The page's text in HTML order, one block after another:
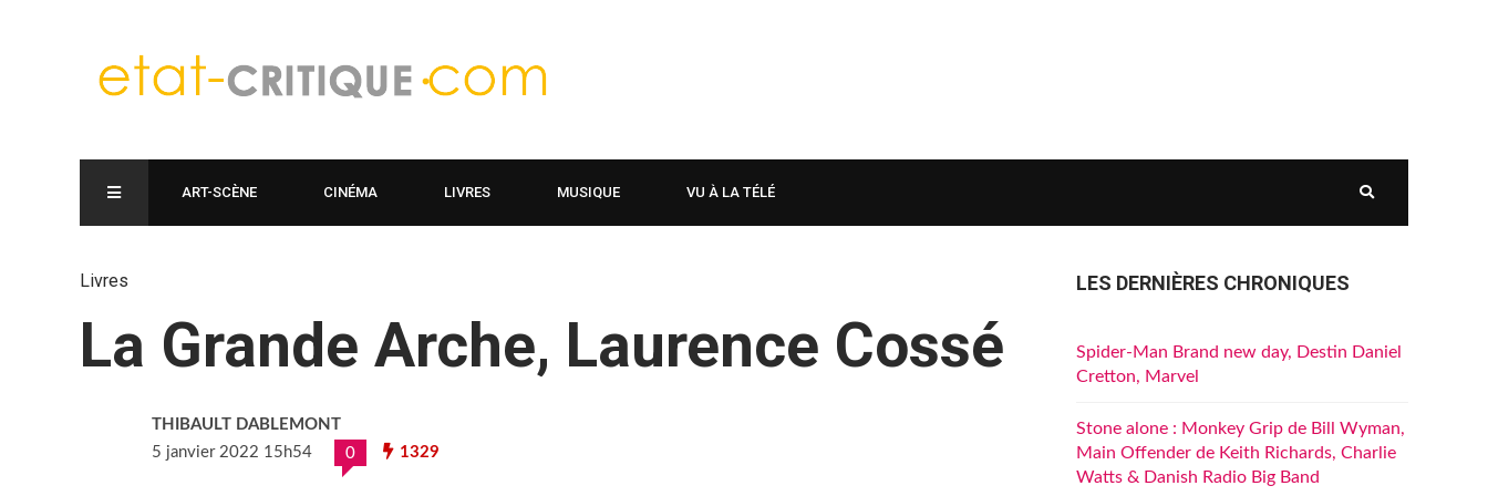
ART-SCÈNE CINÉMA LIVRES MUSIQUE VU À LA TÉLÉ
Livres
La Grande Arche, Laurence Cossé
THIBAULT DABLEMONT
5 janvier 2022 15h54
0 1329
LES DERNIÈRES CHRONIQUES
Spider-Man Brand new day, Destin Daniel
Cretton, Marvel
Stone alone : Monkey Grip de Bill Wyman,
Main Offender de Keith Richards, Charlie
Watts & Danish Radio Big Band